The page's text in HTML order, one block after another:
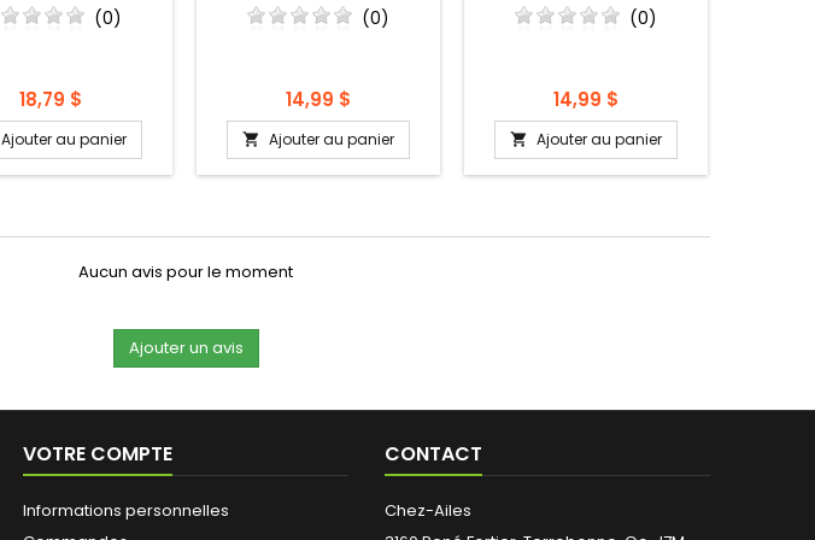
(0)
Prix
18,79 $
Ajouter au panier
(0)
Prix
14,99 $
 Ajouter au panier
(0)
Prix
14,99 $
 Ajouter au panier
Aucun avis pour le moment
VOTRE COMPTE
Informations personnelles
CONTACT
Chez-Ailes